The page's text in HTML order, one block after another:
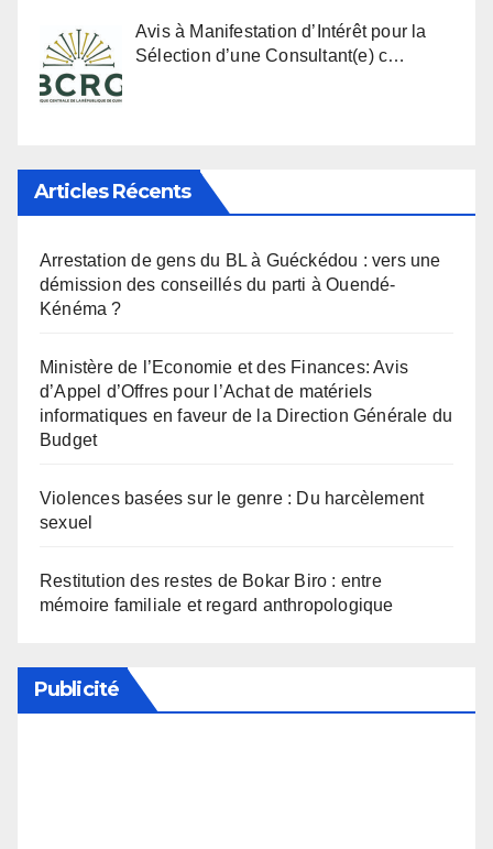
Avis à Manifestation d’Intérêt pour la
Sélection d’une Consultant(e) c…
Articles Récents
Arrestation de gens du BL à Guéckédou : vers une
démission des conseillés du parti à Ouendé-
Kénéma ?
Ministère de l’Economie et des Finances: Avis
d’Appel d’Offres pour l’Achat de matériels
informatiques en faveur de la Direction Générale du
Budget
Violences basées sur le genre : Du harcèlement
sexuel
Restitution des restes de Bokar Biro : entre
mémoire familiale et regard anthropologique
Publicité